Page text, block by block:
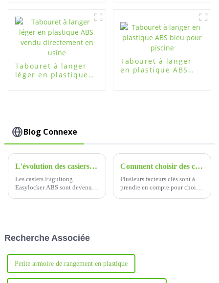
Tabouret à langer
léger en plastique
Tabouret à langer
en plastique ABS
Blog Connexe
L'évolution des casiers Fuguitong Easylocker ABS : une histoire d'innovation et de fiabilité
Les casiers Fuguitong
Easylocker ABS sont devenus
Comment choisir des casiers de salle de sport
Plusieurs facteurs clés sont à
prendre en compte pour choisir
Recherche Associée
Petite armoire de rangement en plastique